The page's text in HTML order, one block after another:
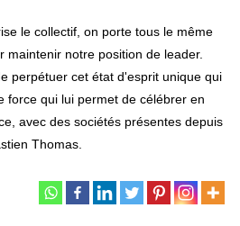
le collectif, on porte tous le même
maintenir notre position de leader.
perpétuer cet état d'esprit unique qui
force qui lui permet de célébrer en
avec des sociétés présentes depuis
Thomas.